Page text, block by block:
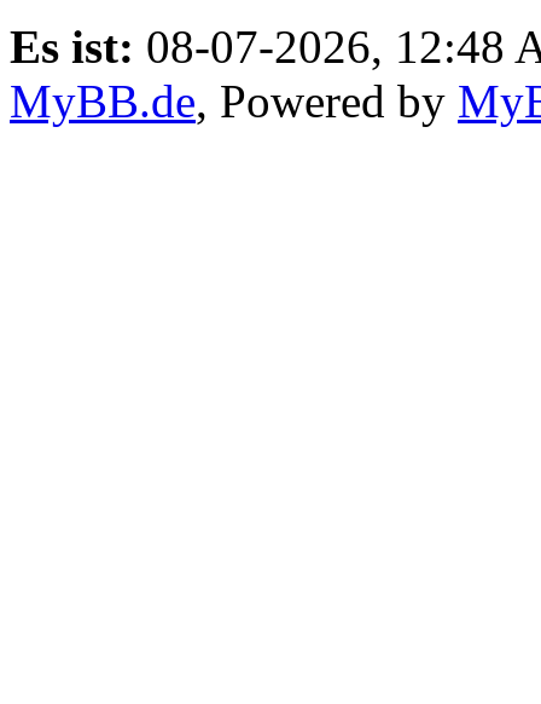
Es ist: 08-07-2026, 12:48
MyBB.de, Powered by